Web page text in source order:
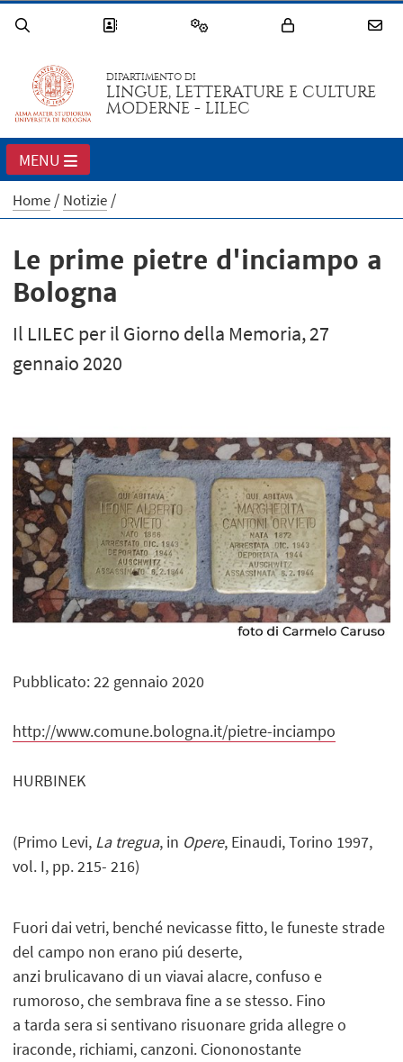
DIPARTIMENTO DI
LINGUE, LETTERATURE E CULTURE
MODERNE - LILEC
MENU
Home Notizie
Le prime pietre d'inciampo a
Bologna
Il LILEC per il Giorno della Memoria, 27
gennaio 2020
Pubblicato: 22 gennaio 2020
http://www.comune.bologna.it/pietre-inciampo
HURBINEK
(Primo Levi, La tregua, in Opere, Einaudi, Torino 1997,
vol. I, pp. 215- 216)
Fuori dai vetri, benché nevicasse fitto, le funeste strade
del campo non erano piú deserte,
anzi brulicavano di un viavai alacre, confuso e
rumoroso, che sembrava fine a se stesso. Fino
a tarda sera si sentivano risuonare grida allegre o
iraconde, richiami, canzoni. Ciononostante